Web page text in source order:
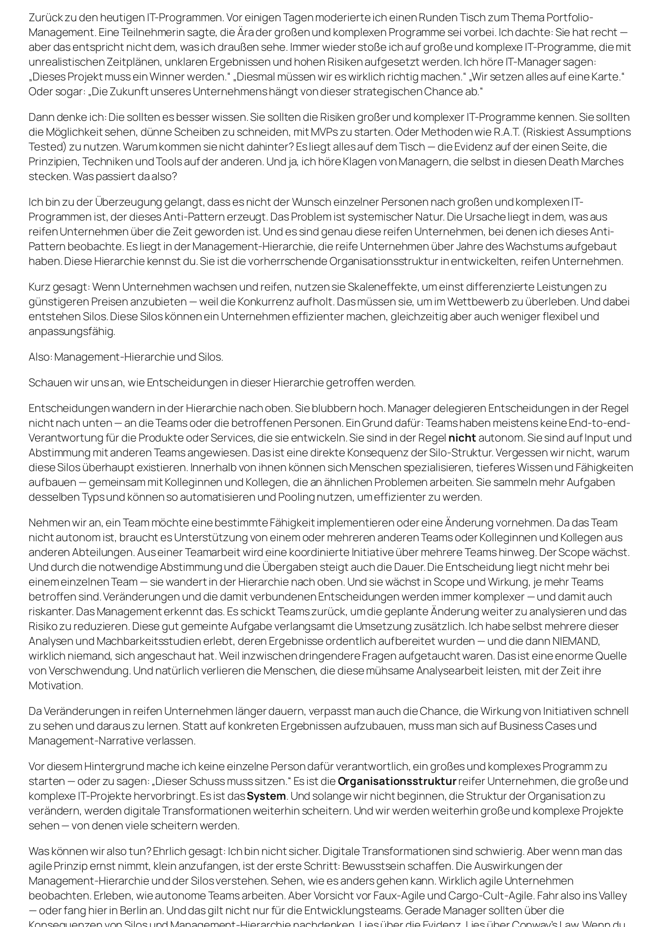
Zurück zu den heutigen IT-Programmen. Vor einigen Tagen moderierte ich einen Runden Tisch zum Thema Portfolio-
Management. Eine Teilnehmerin sagte, die Ära der großen und komplexen Programme sei vorbei. Ich dachte: Sie hat recht —
aber das entspricht nicht dem, was ich draußen sehe. Immer wieder stoße ich auf große und komplexe IT-Programme, die mit
unrealistischen Zeitplänen, unklaren Ergebnissen und hohen Risiken aufgesetzt werden. Ich höre IT-Manager sagen:
„Dieses Projekt muss ein Winner werden.“ „Diesmal müssen wir es wirklich richtig machen.“ „Wir setzen alles auf eine Karte.“
Oder sogar: „Die Zukunft unseres Unternehmens hängt von dieser strategischen Chance ab.“
Dann denke ich: Die sollten es besser wissen. Sie sollten die Risiken großer und komplexer IT-Programme kennen. Sie sollten
die Möglichkeit sehen, dünne Scheiben zu schneiden, mit MVPs zu starten. Oder Methoden wie R.A.T. (Riskiest Assumptions
Tested) zu nutzen. Warum kommen sie nicht dahinter? Es liegt alles auf dem Tisch — die Evidenz auf der einen Seite, die
Prinzipien, Techniken und Tools auf der anderen. Und ja, ich höre Klagen von Managern, die selbst in diesen Death Marches
stecken. Was passiert da also?
Ich bin zu der Überzeugung gelangt, dass es nicht der Wunsch einzelner Personen nach großen und komplexen IT-
Programmen ist, der dieses Anti-Pattern erzeugt. Das Problem ist systemischer Natur. Die Ursache liegt in dem, was aus
reifen Unternehmen über die Zeit geworden ist. Und es sind genau diese reifen Unternehmen, bei denen ich dieses Anti-
Pattern beobachte. Es liegt in der Management-Hierarchie, die reife Unternehmen über Jahre des Wachstums aufgebaut
haben. Diese Hierarchie kennst du. Sie ist die vorherrschende Organisationsstruktur in entwickelten, reifen Unternehmen.
Kurz gesagt: Wenn Unternehmen wachsen und reifen, nutzen sie Skaleneffekte, um einst differenzierte Leistungen zu
günstigeren Preisen anzubieten — weil die Konkurrenz aufholt. Das müssen sie, um im Wettbewerb zu überleben. Und dabei
entstehen Silos. Diese Silos können ein Unternehmen effizienter machen, gleichzeitig aber auch weniger flexibel und
anpassungsfähig.
Also: Management-Hierarchie und Silos.
Schauen wir uns an, wie Entscheidungen in dieser Hierarchie getroffen werden.
Entscheidungen wandern in der Hierarchie nach oben. Sie blubbern hoch. Manager delegieren Entscheidungen in der Regel
nicht nach unten — an die Teams oder die betroffenen Personen. Ein Grund dafür: Teams haben meistens keine End-to-end-
Verantwortung für die Produkte oder Services, die sie entwickeln. Sie sind in der Regel nicht autonom. Sie sind auf Input und
Abstimmung mit anderen Teams angewiesen. Das ist eine direkte Konsequenz der Silo-Struktur. Vergessen wir nicht, warum
diese Silos überhaupt existieren. Innerhalb von ihnen können sich Menschen spezialisieren, tieferes Wissen und Fähigkeiten
aufbauen — gemeinsam mit Kolleginnen und Kollegen, die an ähnlichen Problemen arbeiten. Sie sammeln mehr Aufgaben
desselben Typs und können so automatisieren und Pooling nutzen, um effizienter zu werden.
Nehmen wir an, ein Team möchte eine bestimmte Fähigkeit implementieren oder eine Änderung vornehmen. Da das Team
nicht autonom ist, braucht es Unterstützung von einem oder mehreren anderen Teams oder Kolleginnen und Kollegen aus
anderen Abteilungen. Aus einer Teamarbeit wird eine koordinierte Initiative über mehrere Teams hinweg. Der Scope wächst.
Und durch die notwendige Abstimmung und die Übergaben steigt auch die Dauer. Die Entscheidung liegt nicht mehr bei
einem einzelnen Team — sie wandert in der Hierarchie nach oben. Und sie wächst in Scope und Wirkung, je mehr Teams
betroffen sind. Veränderungen und die damit verbundenen Entscheidungen werden immer komplexer — und damit auch
riskanter. Das Management erkennt das. Es schickt Teams zurück, um die geplante Änderung weiter zu analysieren und das
Risiko zu reduzieren. Diese gut gemeinte Aufgabe verlangsamt die Umsetzung zusätzlich. Ich habe selbst mehrere dieser
Analysen und Machbarkeitsstudien erlebt, deren Ergebnisse ordentlich aufbereitet wurden — und die dann NIEMAND,
wirklich niemand, sich angeschaut hat. Weil inzwischen dringendere Fragen aufgetaucht waren. Das ist eine enorme Quelle
von Verschwendung. Und natürlich verlieren die Menschen, die diese mühsame Analysearbeit leisten, mit der Zeit ihre
Motivation.
Da Veränderungen in reifen Unternehmen länger dauern, verpasst man auch die Chance, die Wirkung von Initiativen schnell
zu sehen und daraus zu lernen. Statt auf konkreten Ergebnissen aufzubauen, muss man sich auf Business Cases und
Management-Narrative verlassen.
Vor diesem Hintergrund mache ich keine einzelne Person dafür verantwortlich, ein großes und komplexes Programm zu
starten — oder zu sagen: „Dieser Schuss muss sitzen.“ Es ist dieOrganisationsstrukturreifer Unternehmen, die große und
komplexe IT-Projekte hervorbringt. Es ist dasSystem. Und solange wir nicht beginnen, die Struktur der Organisation zu
verändern, werden digitale Transformationen weiterhin scheitern. Und wir werden weiterhin große und komplexe Projekte
sehen — von denen viele scheitern werden.
Was können wir also tun? Ehrlich gesagt: Ich bin nicht sicher. Digitale Transformationen sind schwierig. Aber wenn man das
agile Prinzip ernst nimmt, klein anzufangen, ist der erste Schritt: Bewusstsein schaffen. Die Auswirkungen der
Management-Hierarchie und der Silos verstehen. Sehen, wie es anders gehen kann. Wirklich agile Unternehmen
beobachten. Erleben, wie autonome Teams arbeiten. Aber Vorsicht vor Faux-Agile und Cargo-Cult-Agile. Fahr also ins Valley
— oder fang hier in Berlin an. Und das gilt nicht nur für die Entwicklungsteams. Gerade Manager sollten über die